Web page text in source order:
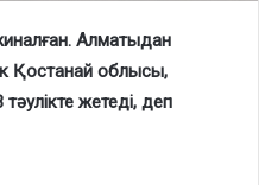
Алматыдан
Қостанай облысы,
жетеді, деп